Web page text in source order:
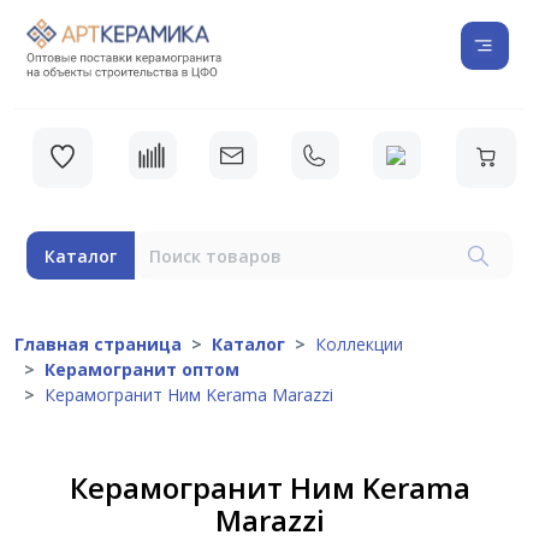
Каталог
Главная страница Каталог
Коллекции
Керамогранит оптом
Керамогранит Ним Kerama Marazzi
Керамогранит Ним Kerama
Marazzi